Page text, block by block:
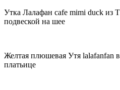
Утка Лалафан cafe mimi duck из
подвеской на шее
Желтая плюшевая Утя lalafanfan
платьице